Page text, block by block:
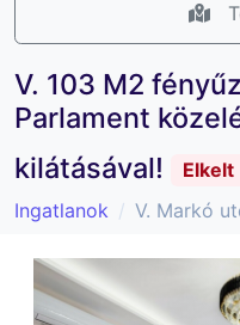
V. 103 M2
Parlament
kilátásával!
Elkelt
Ingatlanok
V. Markó